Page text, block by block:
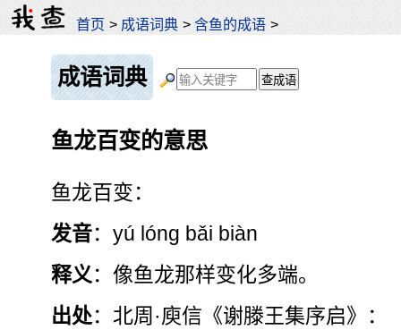
首页 > 成语词典 >含鱼的成语 >
成语词典
鱼龙百变的意思
鱼龙百变：
发音：yú lóng bǎi biàn
释义 ：像鱼龙那样变化多端。
出处：北周·庾信《谢滕王集序启》：